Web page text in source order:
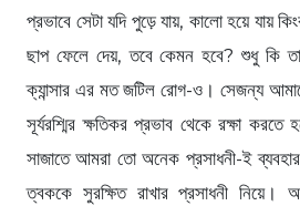
প্রভাবে সেটা যদি পুড়ে যায়, কালো হয়ে যায়
ছাপ ফেলে দেয়, তবে কেমন হবে? শুধু কি
ক্যান্সার এর মত জটিল রোগ-ও। সেজন্য
সূর্যরশ্মির ক্ষতিকর প্রভাব থেকে রক্ষা
সাজাতে আমরা তো অনেক প্রসাধনী-ই
ত্বককে সুরক্ষিত রাখার প্রসাধনী